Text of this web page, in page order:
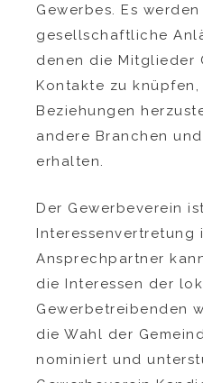
Gewerbes. Es
gesellschaftliche
denen die Mitglieder
Kontakte zu
Beziehungen
andere Branchen
erhalten.
Der Gewerbeverein
Interessenvertretung
Ansprechpartner
die Interessen der
Gewerbetreibenden
die Wahl der
nominiert und